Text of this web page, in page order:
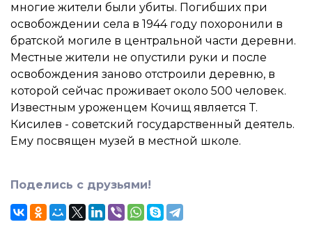
многие жители были убиты. Погибших при
освобождении села в 1944 году похоронили в
братской могиле в центральной части деревни.
Местные жители не опустили руки и после
освобождения заново отстроили деревню, в
которой сейчас проживает около 500 человек.
Известным уроженцем Кочищ является Т.
Кисилев - советский государственный деятель.
Ему посвящен музей в местной школе.
Поделись с друзьями!